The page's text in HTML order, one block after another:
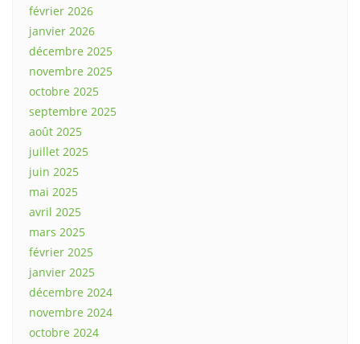
février 2026
janvier 2026
décembre 2025
novembre 2025
octobre 2025
septembre 2025
août 2025
juillet 2025
juin 2025
mai 2025
avril 2025
mars 2025
février 2025
janvier 2025
décembre 2024
novembre 2024
octobre 2024